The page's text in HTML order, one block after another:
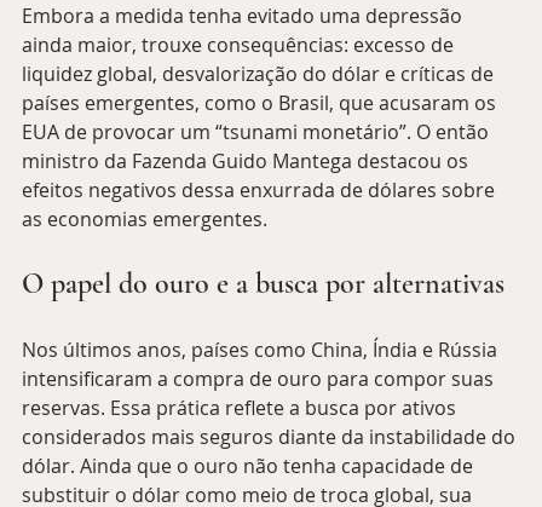
Embora a medida tenha evitado uma depressão
ainda maior, trouxe consequências: excesso de
liquidez global, desvalorização do dólar e críticas de
países emergentes, como o Brasil, que acusaram os
EUA de provocar um “tsunami monetário”. O então
ministro da Fazenda Guido Mantega destacou os
efeitos negativos dessa enxurrada de dólares sobre
as economias emergentes.
O papel do ouro e a busca por alternativas
Nos últimos anos, países como China, Índia e Rússia
intensificaram a compra de ouro para compor suas
reservas. Essa prática reflete a busca por ativos
considerados mais seguros diante da instabilidade do
dólar. Ainda que o ouro não tenha capacidade de
substituir o dólar como meio de troca global, sua